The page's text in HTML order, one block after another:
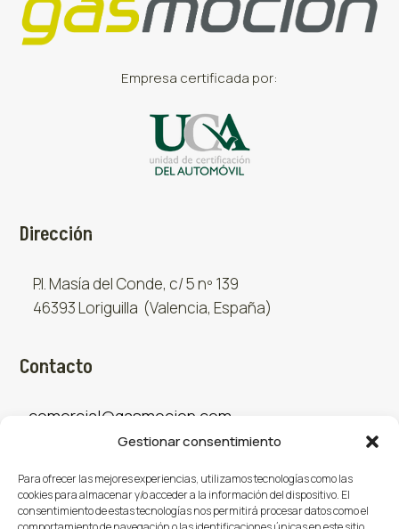
Gestionar consentimiento
Para ofrecer las mejores experiencias, utilizamos tecnologías como las
cookies para almacenar y/o acceder a la información del dispositivo. El
consentimiento de estas tecnologías nos permitirá procesar datos como el
Empresa certificada por:
Dirección
P.I. Masía del Conde, c/ 5 nº 139
46393 Loriguilla (Valencia, España)
Contacto
comercial@gasmocion.com